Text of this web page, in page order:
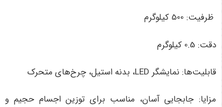
ظرفیت: 500 کیلوگرم
دقت: 0.5 کیلوگرم
قابلیت‌ها: نمایشگر LED، بدنه استیل، چرخ‌های متحرک
مزایا: جابجایی آسان، مناسب برای توزین اجسام حجیم و